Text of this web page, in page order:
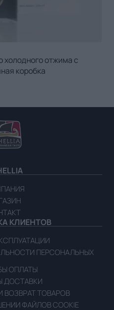
холодного отжима с
коробка
КЛИЕНТОВ
ПЕРСОНАЛЬНЫХ
ОПЛАТЫ
ДОСТАВКИ
ВОЗВРАТ ТОВАРОВ
ФАЙЛОВ COOKIE